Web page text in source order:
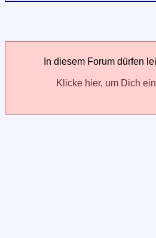
In diesem Forum dürfen
Klicke hier, um Dich